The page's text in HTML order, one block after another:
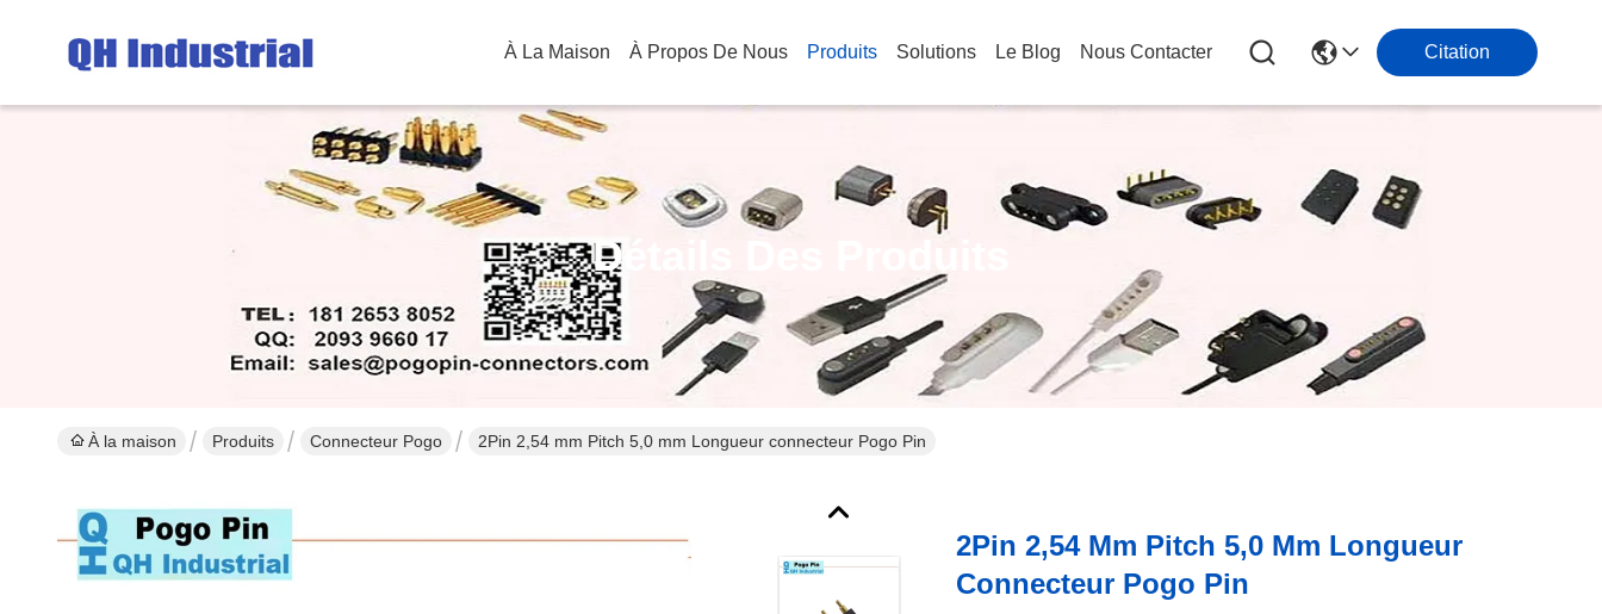
À La Maison À Propos De Nous Produits Solutions Le Blog Nous Contacter Citation
Détails Des Produits
À la maison Produits Connecteur Pogo 2Pin 2,54 mm Pitch 5,0 mm Longueur connecteur Pogo Pin
2Pin 2,54 Mm Pitch 5,0 Mm Longueur
Connecteur Pogo Pin